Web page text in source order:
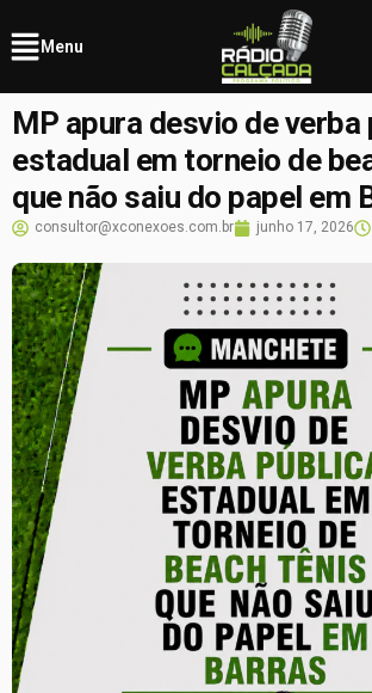
Menu
MP apura desvio de verba
estadual em torneio de
que não saiu do papel em
consultor@xconexoes.com.br junho 17, 2026